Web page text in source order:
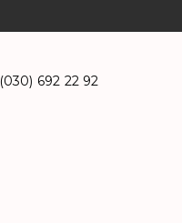
(030) 692 22 92